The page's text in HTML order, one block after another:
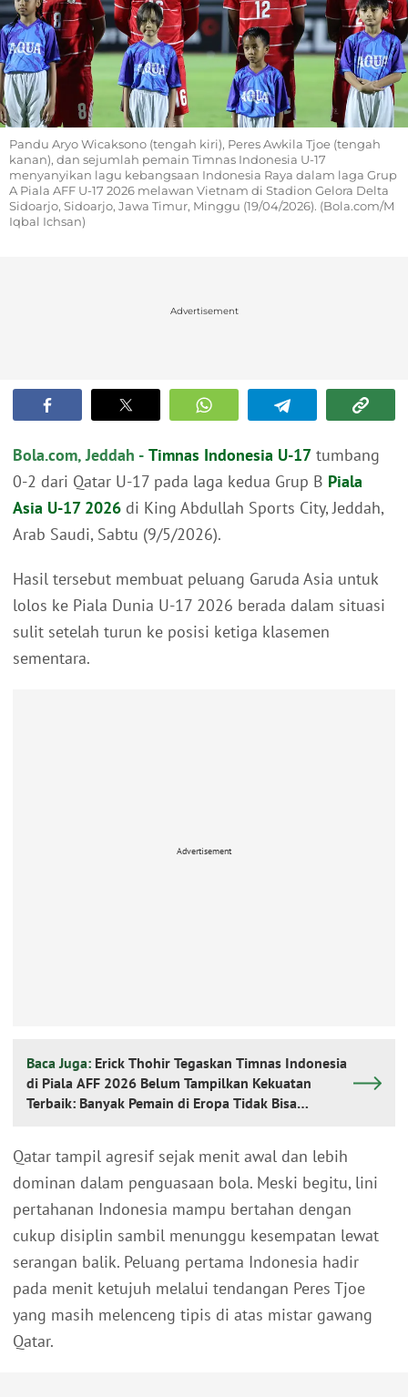
Pandu Aryo Wicaksono (tengah kiri), Peres Awkila Tjoe (tengah
kanan), dan sejumlah pemain Timnas Indonesia U-17
menyanyikan lagu kebangsaan Indonesia Raya dalam laga Grup
A Piala AFF U-17 2026 melawan Vietnam di Stadion Gelora Delta
Sidoarjo, Sidoarjo, Jawa Timur, Minggu (19/04/2026). (Bola.com/M
Iqbal Ichsan)
Advertisement
Bola.com, Jeddah - Timnas Indonesia U-17 tumbang
0-2 dari Qatar U-17 pada laga kedua Grup B Piala
Asia U-17 2026 di King Abdullah Sports City, Jeddah,
Arab Saudi, Sabtu (9/5/2026).
Hasil tersebut membuat peluang Garuda Asia untuk
lolos ke Piala Dunia U-17 2026 berada dalam situasi
sulit setelah turun ke posisi ketiga klasemen
sementara.
Advertisement
Baca Juga: Erick Thohir Tegaskan Timnas Indonesia
di Piala AFF 2026 Belum Tampilkan Kekuatan
Terbaik: Banyak Pemain di Eropa Tidak Bisa
Qatar tampil agresif sejak menit awal dan lebih
dominan dalam penguasaan bola. Meski begitu, lini
pertahanan Indonesia mampu bertahan dengan
cukup disiplin sambil menunggu kesempatan lewat
serangan balik. Peluang pertama Indonesia hadir
pada menit ketujuh melalui tendangan Peres Tjoe
yang masih melenceng tipis di atas mistar gawang
Qatar.